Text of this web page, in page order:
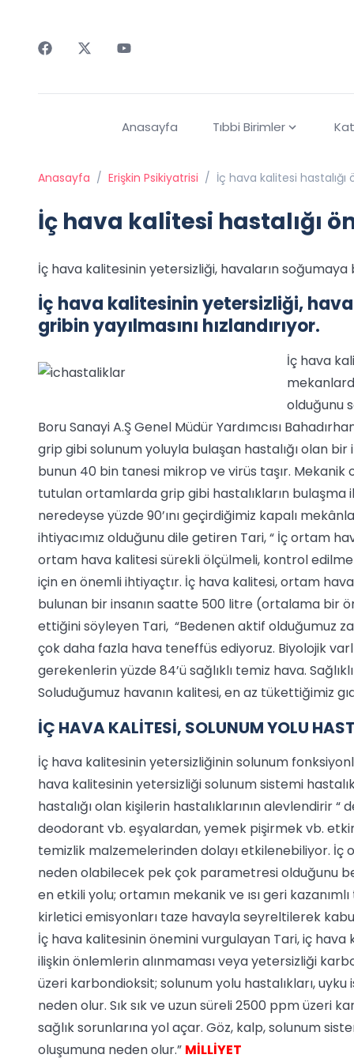
Anasayfa Tıbbi Birimler
Anasayfa / Erişkin Psikiyatrisi / İç hava kalitesi hastalığı
İç hava kalitesi hastalığı
İç hava kalitesinin yetersizliği, havaların soğumaya
İç hava kalitesinin yetersizliği,
gribin yayılmasını hızlandırıyor.
İç hava
olduğunu
Boru Sanayi A.Ş Genel Müdür Yardımcısı
grip gibi solunum yoluyla bulaşan hastalığı olan
bunun 40 bin tanesi mikrop ve virüs taşır. Mekanik
tutulan ortamlarda grip gibi hastalıkların bulaşma
neredeyse yüzde 90’ını geçirdiğimiz kapalı
ihtiyacımız olduğunu dile getiren Tari, “ İç ortam
ortam hava kalitesi sürekli ölçülmeli, kontrol
için en önemli ihtiyaçtır. İç hava kalitesi, ortam
bulunan bir insanın saatte 500 litre (ortalama bir
ettiğini söyleyen Tari, “Bedenen aktif olduğumuz
çok daha fazla hava teneffüs ediyoruz. Biyolojik
gerekenlerin yüzde 84’ü sağlıklı temiz hava.
Soluduğumuz havanın kalitesi, en az tükettiğimiz
İÇ HAVA KALİTESİ, SOLUNUM YOLU
İç hava kalitesinin yetersizliğinin solunum
hava kalitesinin yetersizliği solunum sistemi
hastalığı olan kişilerin hastalıklarının alevlendirir
deodorant vb. eşyalardan, yemek pişirmek vb.
temizlik malzemelerinden dolayı etkilenebiliyor.
neden olabilecek pek çok parametresi olduğunu
en etkili yolu; ortamın mekanik ve ısı geri
kirletici emisyonları taze havayla seyreltilerek
İç hava kalitesinin önemini vurgulayan Tari, iç hava
ilişkin önlemlerin alınmaması veya yetersizliği
üzeri karbondioksit; solunum yolu hastalıkları,
neden olur. Sık sık ve uzun süreli 2500 ppm üzeri
sağlık sorunlarına yol açar. Göz, kalp, solunum
oluşumuna neden olur.” MİLLİYET